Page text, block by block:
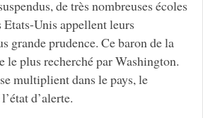
de très nombreuses écoles
Etats-Unis appellent leurs
grande prudence. Ce baron de la
le plus recherché par Washington.
multiplient dans le pays, le
d’alerte.